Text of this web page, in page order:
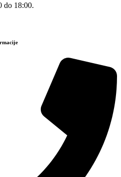
do 18:00.